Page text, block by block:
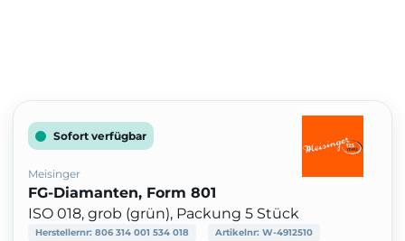
Sofort verfügbar
Meisinger
FG-Diamanten, Form 801
ISO 018, grob (grün), Packung 5 Stück
Herstellernr: 806 314 001 534 018 Artikelnr: W-4912510